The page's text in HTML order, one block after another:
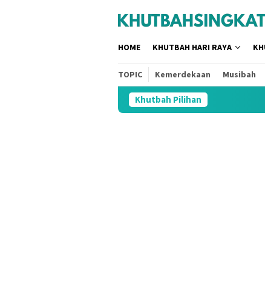
HOME KHUTBAH HARI RAYA
TOPIC Kemerdekaan Musibah
Khutbah Pilihan